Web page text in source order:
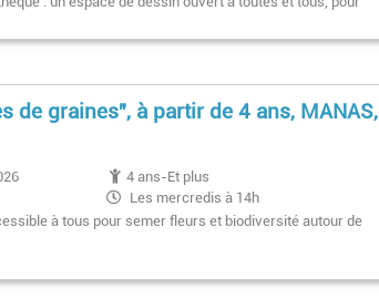
de graines", à partir de 4 ans, MANAS,
4 ans-Et plus
Les mercredis à 14h
à tous pour semer fleurs et biodiversité autour de